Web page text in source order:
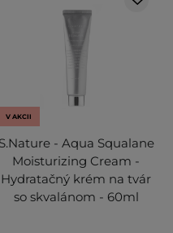
V AKCII
S.Nature - Aqua Squalane
Moisturizing Cream -
Hydratačný krém na tvár
so skvalánom - 60ml